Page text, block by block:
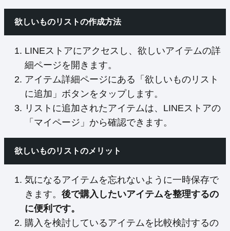
欲しいものリストの作成方法
LINEストアにアクセスし、欲しいアイテムの詳
細ページを開きます。
アイテム詳細ページにある「欲しいものリスト
に追加」ボタンをタップします。
リストに追加されたアイテムは、LINEストアの
「マイページ」から確認できます。
欲しいものリストのメリット
気になるアイテムを忘れないように一時保存で
きます。 後で購入したいアイテムを整理するの
に便利です。
購入を検討しているアイテムを比較検討するの